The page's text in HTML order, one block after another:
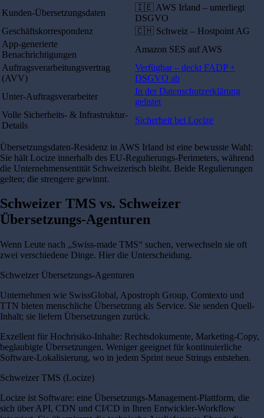
Kunden-Übersetzungsdaten
🇮🇪 AWS Irland – unterliegt
DSGVO
Geschäftskorrespondenz
🇨🇭 Schweiz – Hostpoint AG
App-generierte
Benachrichtigungen
Amazon SES auf AWS
Auftragsverarbeitungsvertrag
(AVV)
Verfügbar – deckt FADP +
DSGVO ab
Unter-Auftragsverarbeiter
In der Datenschutzerklärung
gelistet
Volle Sicherheits- & Infrastruktur-
Details
Sicherheit bei Locize
Übersetzungsdaten-Residenz in AWS Irland ist eine bewusste Wahl:
Sie hält Locize innerhalb des EU-Regulierungs-Perimeters, während
die Unternehmensentität Schweizerisch bleibt. Beide Regulierungen
gelten; die strengere gewinnt.
Schweizer TMS vs. Schweizer
Übersetzungs-Agenturen
Wenn Leute nach „Swiss-made TMS“ suchen, verwechseln sie oft
zwei verschiedene Dinge. Hier die Unterscheidung.
Schweizer Übersetzungs-Agenturen
Unternehmen wie SwissGlobal, Apostroph Group, Comtexto und
TTN bieten menschliche Übersetzung als Service. Sie senden Quell-
Inhalt; sie liefern Übersetzungen zurück.
Exzellent für Hochrisiko-Inhalte: Rechtsdokumente, Marketing-Copy,
beglaubigte Übersetzungen. Weniger geeignet für kontinuierliche
Software-Lokalisierung, wo in jedem Sprint neue Strings entstehen.
Schweizer TMS (Locize)
Locize ist Software: eine Übersetzungs-Management-Plattform, die
sich über API, CDN und CI/CD in Ihren Entwickler-Workflow